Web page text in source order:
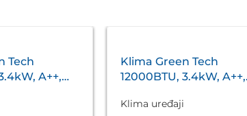
Tech
A++,
Klima Green Tech
12000BTU, 3.4kW, A++,
crna
Klima uređaji